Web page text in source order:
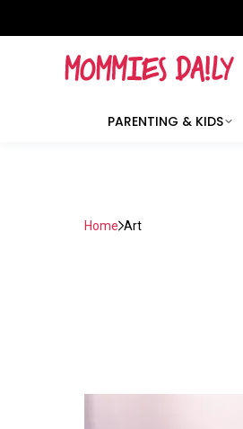
PARENTING & KIDS
Home Art